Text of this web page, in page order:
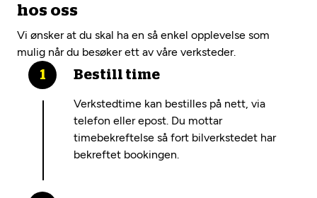
hos oss
Vi ønsker at du skal ha en så enkel opplevelse som
mulig når du besøker ett av våre verksteder.
Bestill time
Verkstedtime kan bestilles på nett, via
telefon eller epost. Du mottar
timebekreftelse så fort bilverkstedet har
bekreftet bookingen.